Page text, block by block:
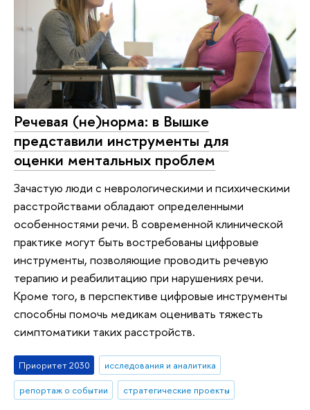
Речевая (не)норма: в Вышке
представили инструменты для
оценки ментальных проблем
Зачастую люди с неврологическими и психическими
расстройствами обладают определенными
особенностями речи. В современной клинической
практике могут быть востребованы цифровые
инструменты, позволяющие проводить речевую
терапию и реабилитацию при нарушениях речи.
Кроме того, в перспективе цифровые инструменты
способны помочь медикам оценивать тяжесть
симптоматики таких расстройств.
Приоритет 2030
исследования и аналитика
репортаж о событии
стратегические проекты